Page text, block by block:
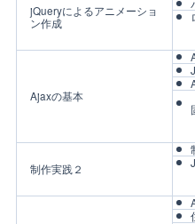
jQueryによるアニメーショ
ン作成
Ajaxの基本
制作実践２